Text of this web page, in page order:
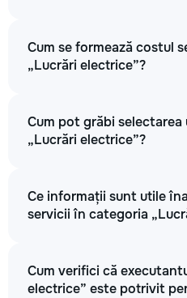
Cum se formează costul
„Lucrări electrice”?
Cum pot grăbi
„Lucrări electrice”?
Ce informații sunt utile
servicii în categoria
Cum verifici că
electrice” este potrivit